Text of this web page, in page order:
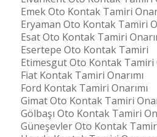
Emek Oto Kontak Tamiri
Eryaman Oto Kontak Tamiri
Esat Oto Kontak Tamiri
Esertepe Oto Kontak Tamiri
Etimesgut Oto Kontak Tamiri
Fiat Kontak Tamiri Onarımı
Ford Kontak Tamiri Onarımı
Gimat Oto Kontak Tamiri
Gölbaşı Oto Kontak Tamiri
Güneşevler Oto Kontak